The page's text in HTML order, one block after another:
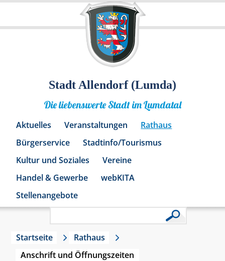
Stadt Allendorf (Lumda)
Die liebenswerte Stadt im Lumdatal
Aktuelles Veranstaltungen
Rathaus
Bürgerservice
Stadtinfo/Tourismus
Kultur und Soziales
Vereine
Handel & Gewerbe
webKITA
Stellenangebote
Startseite
Rathaus
Anschrift und Öffnungszeiten